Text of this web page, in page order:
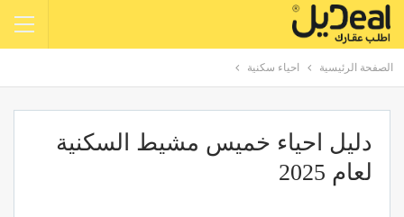
الصفحة الرئيسية احياء سكنية
دليل احياء خميس مشيط السكنية
لعام 2025